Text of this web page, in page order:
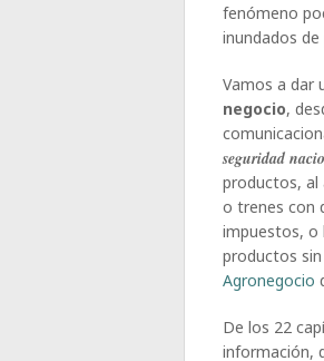
fenómeno
inundados
Vamos a dar
negocio,
seguridad
productos, al
o trenes con
impuestos, o
productos
Agronegocio
De los 22
información,